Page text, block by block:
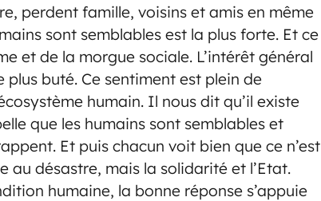
perdent famille, voisins et amis en même
sont semblables est la plus forte. Et ce
et de la morgue sociale. L’intérêt général
plus buté. Ce sentiment est plein de
humain. Il nous dit qu’il existe
que les humains sont semblables et
Et puis chacun voit bien que ce n’est
désastre, mais la solidarité et l’Etat.
humaine, la bonne réponse s’appuie